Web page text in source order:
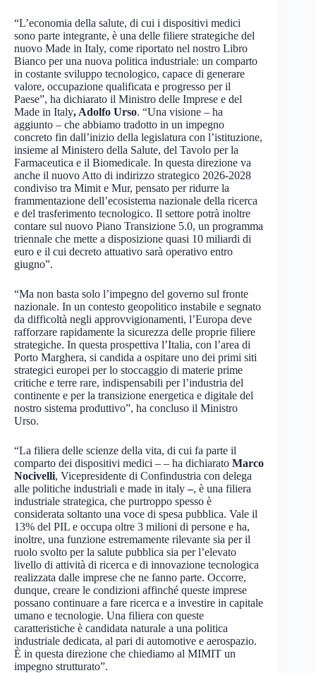
“L’economia della salute, di cui i dispositivi medici
sono parte integrante, è una delle filiere strategiche del
nuovo Made in Italy, come riportato nel nostro Libro
Bianco per una nuova politica industriale: un comparto
in costante sviluppo tecnologico, capace di generare
valore, occupazione qualificata e progresso per il
Paese”, ha dichiarato il Ministro delle Imprese e del
Made in Italy, Adolfo Urso. “Una visione – ha
aggiunto – che abbiamo tradotto in un impegno
concreto fin dall’inizio della legislatura con l’istituzione,
insieme al Ministero della Salute, del Tavolo per la
Farmaceutica e il Biomedicale. In questa direzione va
anche il nuovo Atto di indirizzo strategico 2026-2028
condiviso tra Mimit e Mur, pensato per ridurre la
frammentazione dell’ecosistema nazionale della ricerca
e del trasferimento tecnologico. Il settore potrà inoltre
contare sul nuovo Piano Transizione 5.0, un programma
triennale che mette a disposizione quasi 10 miliardi di
euro e il cui decreto attuativo sarà operativo entro
giugno”.
“Ma non basta solo l’impegno del governo sul fronte
nazionale. In un contesto geopolitico instabile e segnato
da difficoltà negli approvvigionamenti, l’Europa deve
rafforzare rapidamente la sicurezza delle proprie filiere
strategiche. In questa prospettiva l’Italia, con l’area di
Porto Marghera, si candida a ospitare uno dei primi siti
strategici europei per lo stoccaggio di materie prime
critiche e terre rare, indispensabili per l’industria del
continente e per la transizione energetica e digitale del
nostro sistema produttivo”, ha concluso il Ministro
Urso.
“La filiera delle scienze della vita, di cui fa parte il
comparto dei dispositivi medici – – ha dichiarato Marco
Nocivelli, Vicepresidente di Confindustria con delega
alle politiche industriali e made in italy–, è una filiera
industriale strategica, che purtroppo spesso è
considerata soltanto una voce di spesa pubblica. Vale il
13% del PIL e occupa oltre 3 milioni di persone e ha,
inoltre, una funzione estremamente rilevante sia per il
ruolo svolto per la salute pubblica sia per l’elevato
livello di attività di ricerca e di innovazione tecnologica
realizzata dalle imprese che ne fanno parte. Occorre,
dunque, creare le condizioni affinché queste imprese
possano continuare a fare ricerca e a investire in capitale
umano e tecnologie. Una filiera con queste
caratteristiche è candidata naturale a una politica
industriale dedicata, al pari di automotive e aerospazio.
È in questa direzione che chiediamo al MIMIT un
impegno strutturato”.